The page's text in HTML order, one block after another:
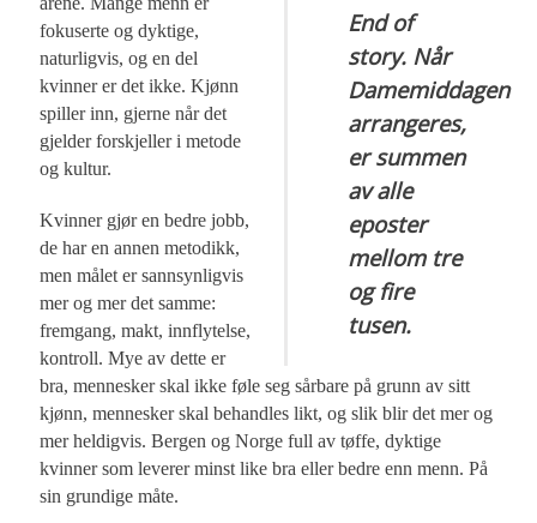
End of
story. Når
Damemiddagen
arrangeres,
er summen
av alle
eposter
mellom tre
og fire
tusen.
fokuserte og dyktige,
naturligvis, og en del
kvinner er det ikke. Kjønn
spiller inn, gjerne når det
gjelder forskjeller i metode
og kultur.
Kvinner gjør en bedre jobb,
de har en annen metodikk,
men målet er sannsynligvis
mer og mer det samme:
fremgang, makt, innflytelse,
kontroll. Mye av dette er
bra, mennesker skal ikke føle seg sårbare på grunn av sitt
kjønn, mennesker skal behandles likt, og slik blir det mer og
mer heldigvis. Bergen og Norge full av tøffe, dyktige
kvinner som leverer minst like bra eller bedre enn menn. På
sin grundige måte.